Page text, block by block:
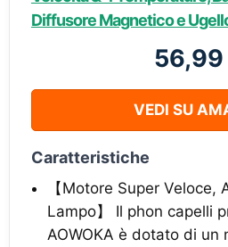
Diffusore Magnetico e
56,99
VEDI SU
Caratteristiche
【Motore Super Veloce,
Lampo】 Il phon capelli
AOWOKA è dotato di un